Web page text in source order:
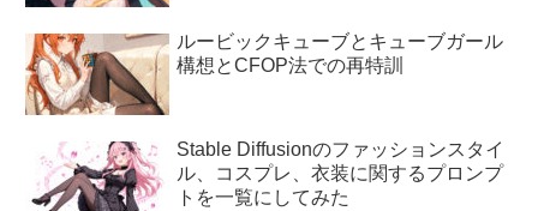
ルービックキューブとキューブガール
構想とCFOP法での再特訓
Stable Diffusionのファッションスタイ
ル、コスプレ、衣装に関するプロンプ
トを一覧にしてみた